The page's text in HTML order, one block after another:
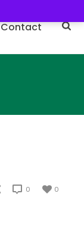
Contact
0
0